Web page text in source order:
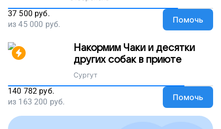
37 500 руб.
из45 000 руб. Помочь
Накормим Чаки и десятки
других собак в приюте
Сургут
140 782 руб.
из 163 200 руб. Помочь